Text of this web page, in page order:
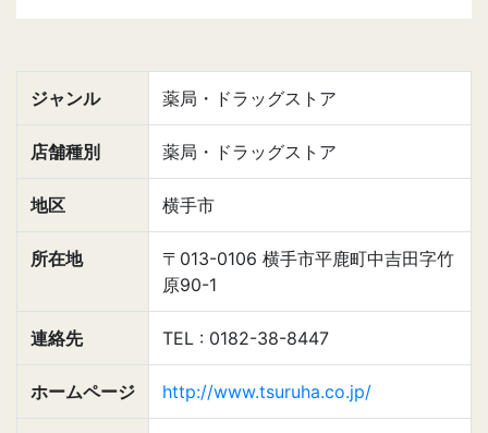
ジャンル 薬局・ドラッグストア
店舗種別 薬局・ドラッグストア
地区 横手市
所在地
〒013-0106 横手市平鹿町中吉田字竹
原90-1
連絡先 TEL : 0182-38-8447
ホームページ http://www.tsuruha.co.jp/